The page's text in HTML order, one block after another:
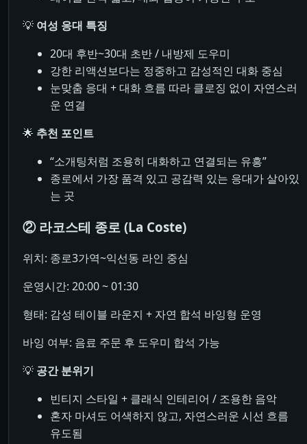
💡 여성 응대 특징
20대 후반~30대 초반 / 내방제 도우미
강한 리액션보다는 정중하고 감성적인 대화 중심
눈맞춤 응대 + 대화 흐름 따라 클로징 없이 자연스러
운 연결
🌟 추천 포인트
“소개팅처럼 조용히 대화하고 연결되는 유흥”
종로에서 가장 품격 있고 공감력 있는 응대가 살아있
는 곳
② 라코스테 종로 (La Coste)
위치: 종로3가역~익선동 라인 중심
운영시간: 20:00 ~ 01:30
형태: 감성 테이블 라운지 + 자연 합석 바잉형 운영
바잉 여부: 음료 주문 후 도우미 합석 가능
💡 공간 분위기
빈티지 스타일 + 클래식 인테리어 / 조용한 음악
혼자 마셔도 어색하지 않고, 자연스러운 시선 흐름
유도됨